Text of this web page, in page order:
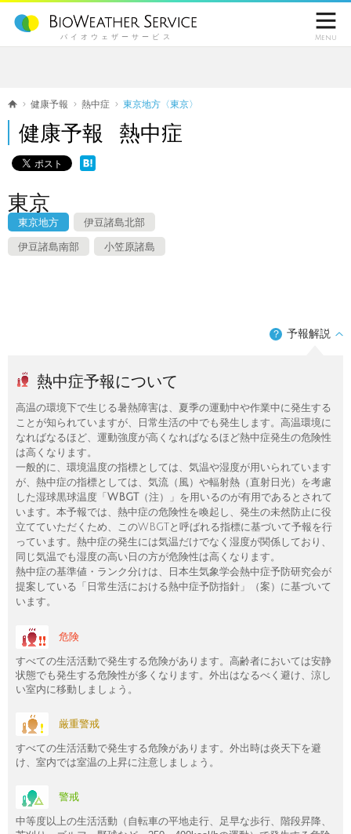
バイオウェザーサービス

Menu
健康予報 熱中症 東京地方〈東京〉
健康予報 熱中症
東京
東京地方 伊豆諸島北部
伊豆諸島南部 小笠原諸島
？ 予報解説
熱中症予報について
高温の環境下で生じる暑熱障害は、夏季の運動中や作業中に発生する
ことが知られていますが、日常生活の中でも発生します。高温環境に
なればなるほど、運動強度が高くなればなるほど熱中症発生の危険性
は高くなります。
一般的に、環境温度の指標としては、気温や湿度が用いられています
が、熱中症の指標としては、気流（風）や輻射熱（直射日光）を考慮
した湿球黒球温度「 WBGT
（注）」を用いるのが有用であるとされて
います。本予報では、熱中症の危険性を喚起し、発生の未然防止に役
立てていただくため、このWBGTと呼ばれる指標に基づいて予報を行
っています。熱中症の発生には気温だけでなく湿度が関係しており、
同じ気温でも湿度の高い日の方が危険性は高くなります。
熱中症の基準値・ランク分けは、日本生気象学会熱中症予防研究会が
提案している「日常生活における熱中症予防指針」（案）に基づいて
います。
危険
すべての生活活動で発生する危険があります。高齢者においては安静
状態でも発生する危険性が多くなります。外出はなるべく避け、涼し
い室内に移動しましょう。
厳重警戒
すべての生活活動で発生する危険があります。外出時は炎天下を避
け、室内では室温の上昇に注意しましょう。
警戒
中等度以上の生活活動（自転車の平地走行、足早な歩行、階段昇降、